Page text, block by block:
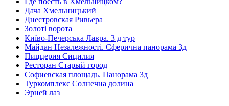
Дача Хмельницький
Днестровская Ривьера
Золоті ворота
Київо-Печерська Лавра. 3 д тур
Майдан Незалежності. Сферична панорама 3д
Пиццерия Сицилия
Ресторан Старый город
Софиевская площадь. Панорама 3д
Туркомплекс Солнечна долина
Эрней лаз